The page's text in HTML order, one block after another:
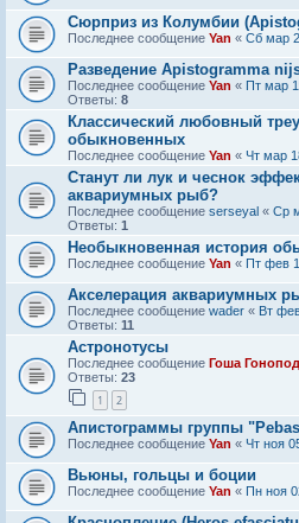
Сюрприз из Колумбии
Последнее сообщение Yan « Сб мар
Разведение Apistogramma
Последнее сообщение Yan « Пт мар
Ответы: 8
Классический любовный
обыкновенных
Последнее сообщение Yan « Чт мар
Станут ли лук и чеснок
аквариумных рыб?
Последнее сообщение serseyal « Ср
Ответы: 1
Необыкновенная история
Последнее сообщение Yan « Пт фев
Акселерация аквариумных
Последнее сообщение wader « Вт
Ответы: 11
Астронотусы
Последнее сообщение Гоша
Ответы: 23
1 2
Апистограммы группы
Последнее сообщение Yan « Чт ноя
Вьюны, гольцы и боции
Последнее сообщение Yan « Пн ноя